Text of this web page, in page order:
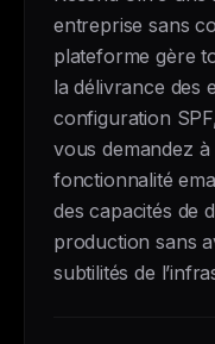
entreprise sans
plateforme gère
la délivrance des
configuration
vous demandez à
fonctionnalité
des capacités de
production sans
subtilités de